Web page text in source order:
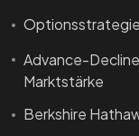
Advance-
Marktstärke
Berkshire